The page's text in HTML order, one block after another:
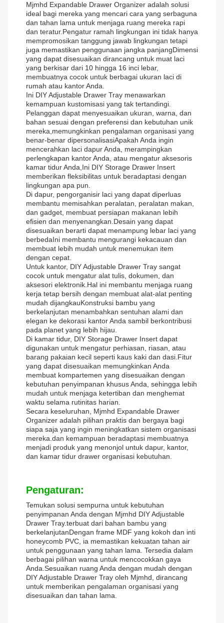
Mjmhd Expandable Drawer Organizer adalah solusi
ideal bagi mereka yang mencari cara yang serbaguna
dan tahan lama untuk menjaga ruang mereka rapi
dan teratur.Pengatur ramah lingkungan ini tidak hanya
mempromosikan tanggung jawab lingkungan tetapi
juga memastikan penggunaan jangka panjangDimensi
yang dapat disesuaikan dirancang untuk muat laci
yang berkisar dari 10 hingga 16 inci lebar,
membuatnya cocok untuk berbagai ukuran laci di
rumah atau kantor Anda.
Ini DIY Adjustable Drawer Tray menawarkan
kemampuan kustomisasi yang tak tertandingi.
Pelanggan dapat menyesuaikan ukuran, warna, dan
bahan sesuai dengan preferensi dan kebutuhan unik
mereka,memungkinkan pengalaman organisasi yang
benar-benar dipersonalisasiApakah Anda ingin
mencerahkan laci dapur Anda, merampingkan
perlengkapan kantor Anda, atau mengatur aksesoris
kamar tidur Anda,Ini DIY Storage Drawer Insert
memberikan fleksibilitas untuk beradaptasi dengan
lingkungan apa pun.
Di dapur, pengorganisir laci yang dapat diperluas
membantu memisahkan peralatan, peralatan makan,
dan gadget, membuat persiapan makanan lebih
efisien dan menyenangkan.Desain yang dapat
disesuaikan berarti dapat menampung lebar laci yang
berbedaIni membantu mengurangi kekacauan dan
membuat lebih mudah untuk menemukan item
dengan cepat.
Untuk kantor, DIY Adjustable Drawer Tray sangat
cocok untuk mengatur alat tulis, dokumen, dan
aksesori elektronik.Hal ini membantu menjaga ruang
kerja tetap bersih dengan membuat alat-alat penting
mudah dijangkauKonstruksi bambu yang
berkelanjutan menambahkan sentuhan alami dan
elegan ke dekorasi kantor Anda sambil berkontribusi
pada planet yang lebih hijau.
Di kamar tidur, DIY Storage Drawer Insert dapat
digunakan untuk mengatur perhiasan, riasan, atau
barang pakaian kecil seperti kaus kaki dan dasi.Fitur
yang dapat disesuaikan memungkinkan Anda
membuat kompartemen yang disesuaikan dengan
kebutuhan penyimpanan khusus Anda, sehingga lebih
mudah untuk menjaga ketertiban dan menghemat
waktu selama rutinitas harian.
Secara keseluruhan, Mjmhd Expandable Drawer
Organizer adalah pilihan praktis dan bergaya bagi
siapa saja yang ingin meningkatkan sistem organisasi
mereka.dan kemampuan beradaptasi membuatnya
menjadi produk yang menonjol untuk dapur, kantor,
dan kamar tidur drawer organisasi kebutuhan.
Pengaturan:
Temukan solusi sempurna untuk kebutuhan
penyimpanan Anda dengan Mjmhd DIY Adjustable
Drawer Tray.terbuat dari bahan bambu yang
berkelanjutanDengan frame MDF yang kokoh dan inti
honeycomb PVC, ia memastikan kekuatan tahan air
untuk penggunaan yang tahan lama. Tersedia dalam
berbagai pilihan warna untuk mencocokkan gaya
Anda.Sesuaikan ruang Anda dengan mudah dengan
DIY Adjustable Drawer Tray oleh Mjmhd, dirancang
untuk memberikan pengalaman organisasi yang
disesuaikan dan tahan lama.